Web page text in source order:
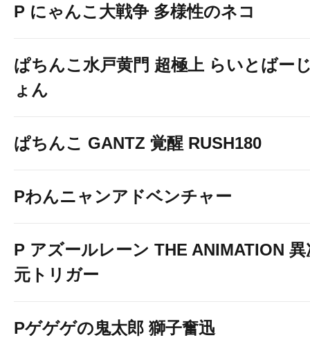
P にゃんこ大戦争 多様性のネコ
ぱちんこ水戸黄門 超極上 らいとばー
ょん
ぱちんこ GANTZ 覚醒 RUSH180
Pわんニャンアドベンチャー
P アズールレーン THE ANIMATION 異
元トリガー
Pゲゲゲの鬼太郎 獅子奮迅